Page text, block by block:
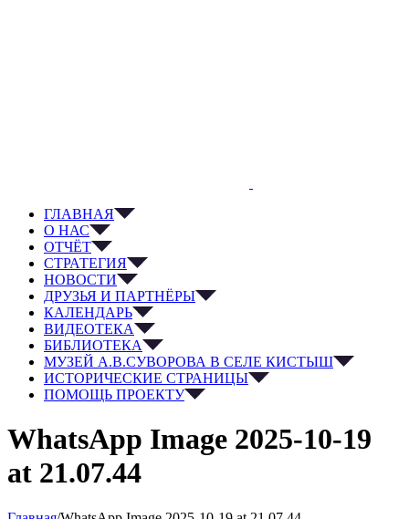
ГЛАВНАЯ
О НАС
ОТЧЁТ
СТРАТЕГИЯ
НОВОСТИ
ДРУЗЬЯ И ПАРТНЁРЫ
КАЛЕНДАРЬ
ВИДЕОТЕКА
БИБЛИОТЕКА
МУЗЕЙ А.В.СУВОРОВА В СЕЛЕ КИСТЫШ
ИСТОРИЧЕСКИЕ СТРАНИЦЫ
ПОМОЩЬ ПРОЕКТУ
WhatsApp Image 2025-10-19
at 21.07.44